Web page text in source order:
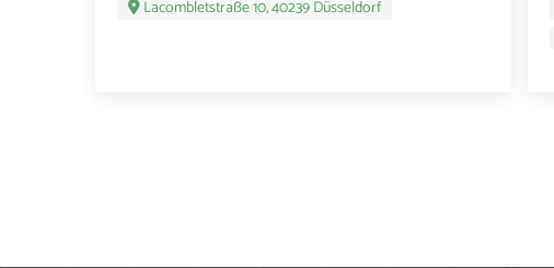
Lacombletstraße 10, 40239 Düsseldorf